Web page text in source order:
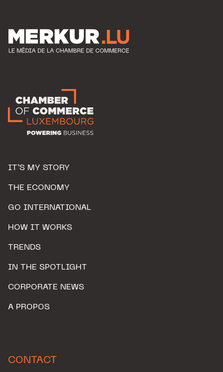
IT’S MY STORY
THE ECONOMY
GO INTERNATIONAL
HOW IT WORKS
TRENDS
IN THE SPOTLIGHT
CORPORATE NEWS
A PROPOS
CONTACT